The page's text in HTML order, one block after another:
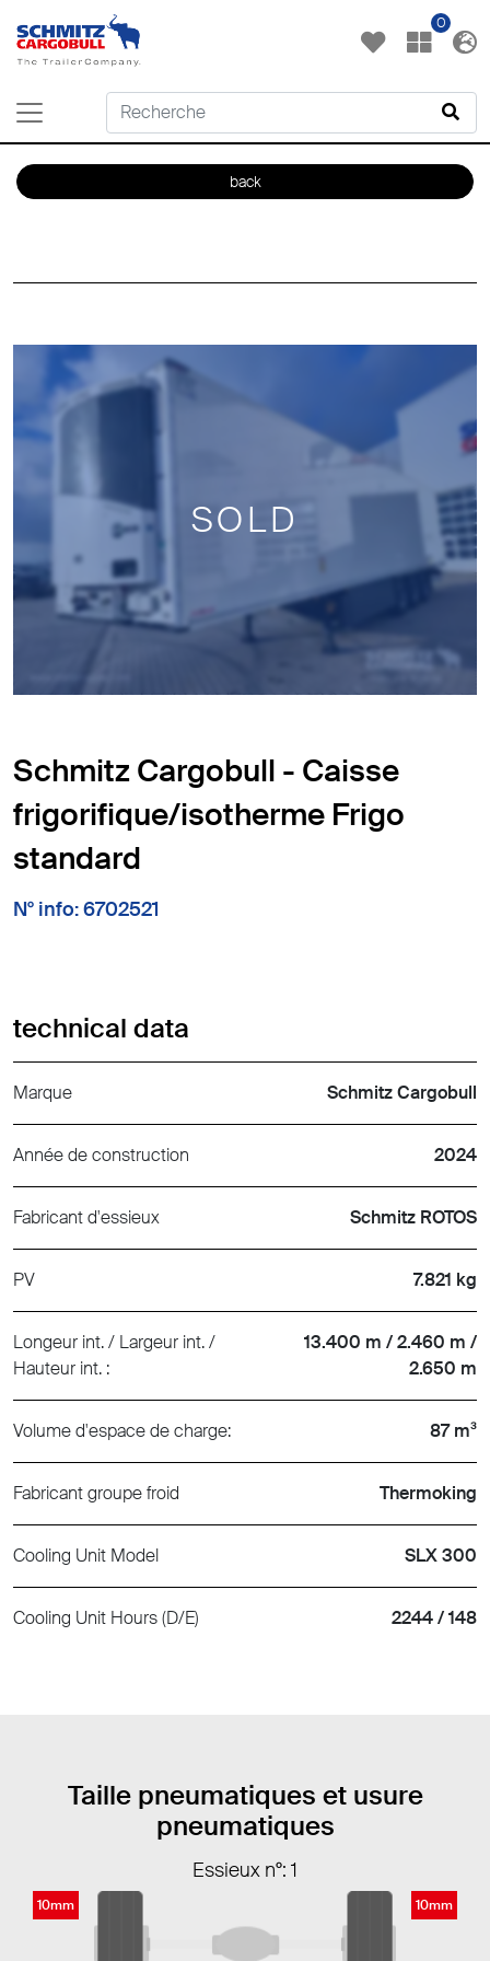
0
back
SOLD
Schmitz Cargobull - Caisse
frigorifique/isotherme Frigo
standard
N° info: 6702521
technical data
Marque Schmitz Cargobull
Année de construction 2024
Fabricant d'essieux Schmitz ROTOS
PV 7.821 kg
Longeur int. / Largeur int. /
Hauteur int. :
13.400 m / 2.460 m /
2.650 m
Volume d'espace de charge: 87 m³
Fabricant groupe froid Thermoking
Cooling Unit Model SLX 300
Cooling Unit Hours (D/E) 2244 / 148
Taille pneumatiques et usure
pneumatiques
Essieux n°: 1
10mm 10mm